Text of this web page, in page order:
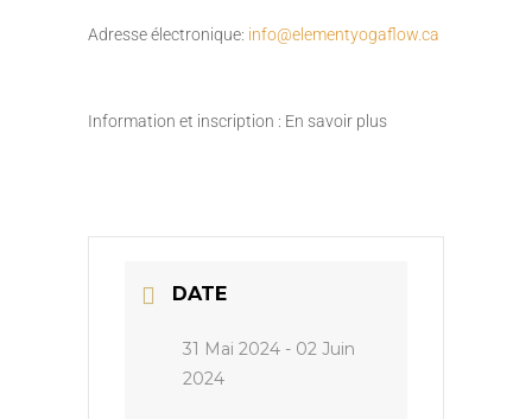
Adresse électronique: info@elementyogaflow.ca
Information et inscription : En savoir plus
DATE
31 Mai 2024 - 02 Juin
2024